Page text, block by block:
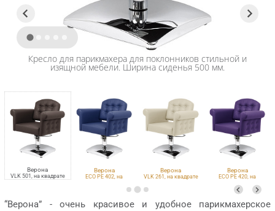
Верона
VLK 501, на квадрате
Верона
ECO PE 402, на
Верона
VLK 261, на квадрате
Верона
ECO PE 420, на
Кресло для парикмахера для поклонников стильной и
изящной мебели. Ширина сиденья 500 мм.
“Верона” - очень красивое и удобное парикмахерское